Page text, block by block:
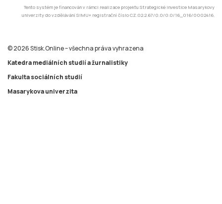
Tento systém je financován v rámci realizace projektu Strategické investice Masarykovy
univerzity do vzdělávání SIMU+ registrační číslo CZ.02.2.67/0.0/0.0/16_016/0002416.
© 2026 Stisk.Online – všechna práva vyhrazena
Katedra mediálních studií a žurnalistiky
Fakulta sociálních studií
Masarykova univerzita